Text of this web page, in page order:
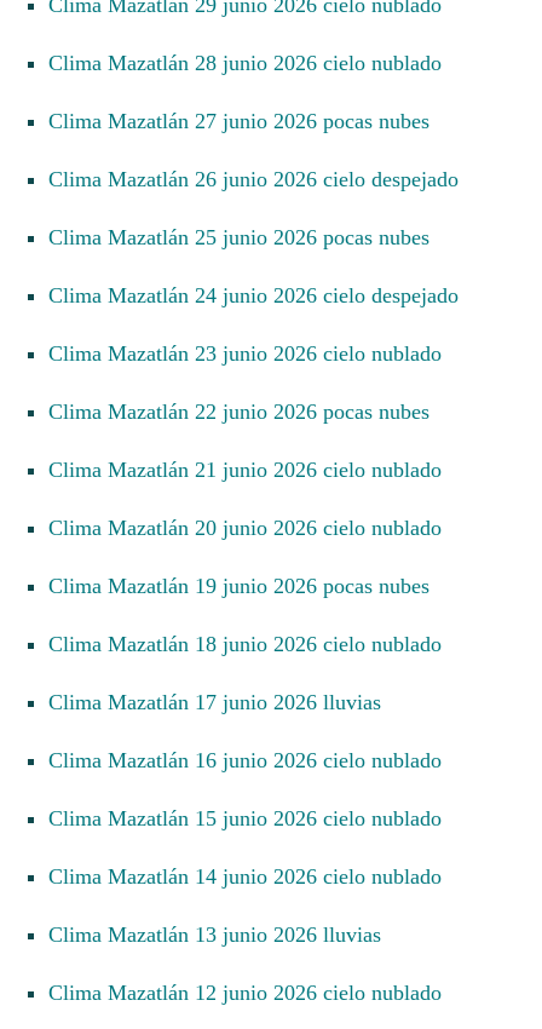
Clima Mazatlán 28 junio 2026 cielo nublado
Clima Mazatlán 27 junio 2026 pocas nubes
Clima Mazatlán 26 junio 2026 cielo despejado
Clima Mazatlán 25 junio 2026 pocas nubes
Clima Mazatlán 24 junio 2026 cielo despejado
Clima Mazatlán 23 junio 2026 cielo nublado
Clima Mazatlán 22 junio 2026 pocas nubes
Clima Mazatlán 21 junio 2026 cielo nublado
Clima Mazatlán 20 junio 2026 cielo nublado
Clima Mazatlán 19 junio 2026 pocas nubes
Clima Mazatlán 18 junio 2026 cielo nublado
Clima Mazatlán 17 junio 2026 lluvias
Clima Mazatlán 16 junio 2026 cielo nublado
Clima Mazatlán 15 junio 2026 cielo nublado
Clima Mazatlán 14 junio 2026 cielo nublado
Clima Mazatlán 13 junio 2026 lluvias
Clima Mazatlán 12 junio 2026 cielo nublado